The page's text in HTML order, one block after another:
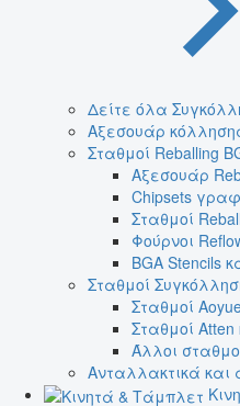
Δείτε όλα
Αξεσουάρ
Σταθμοί Reballing
Αξεσουάρ
Chipsets
Σταθμοί
Φούρνοι
BGA Stencils
Σταθμοί
Σταθμοί
Σταθμοί Atten
Άλλοι
Ανταλλακτικά και